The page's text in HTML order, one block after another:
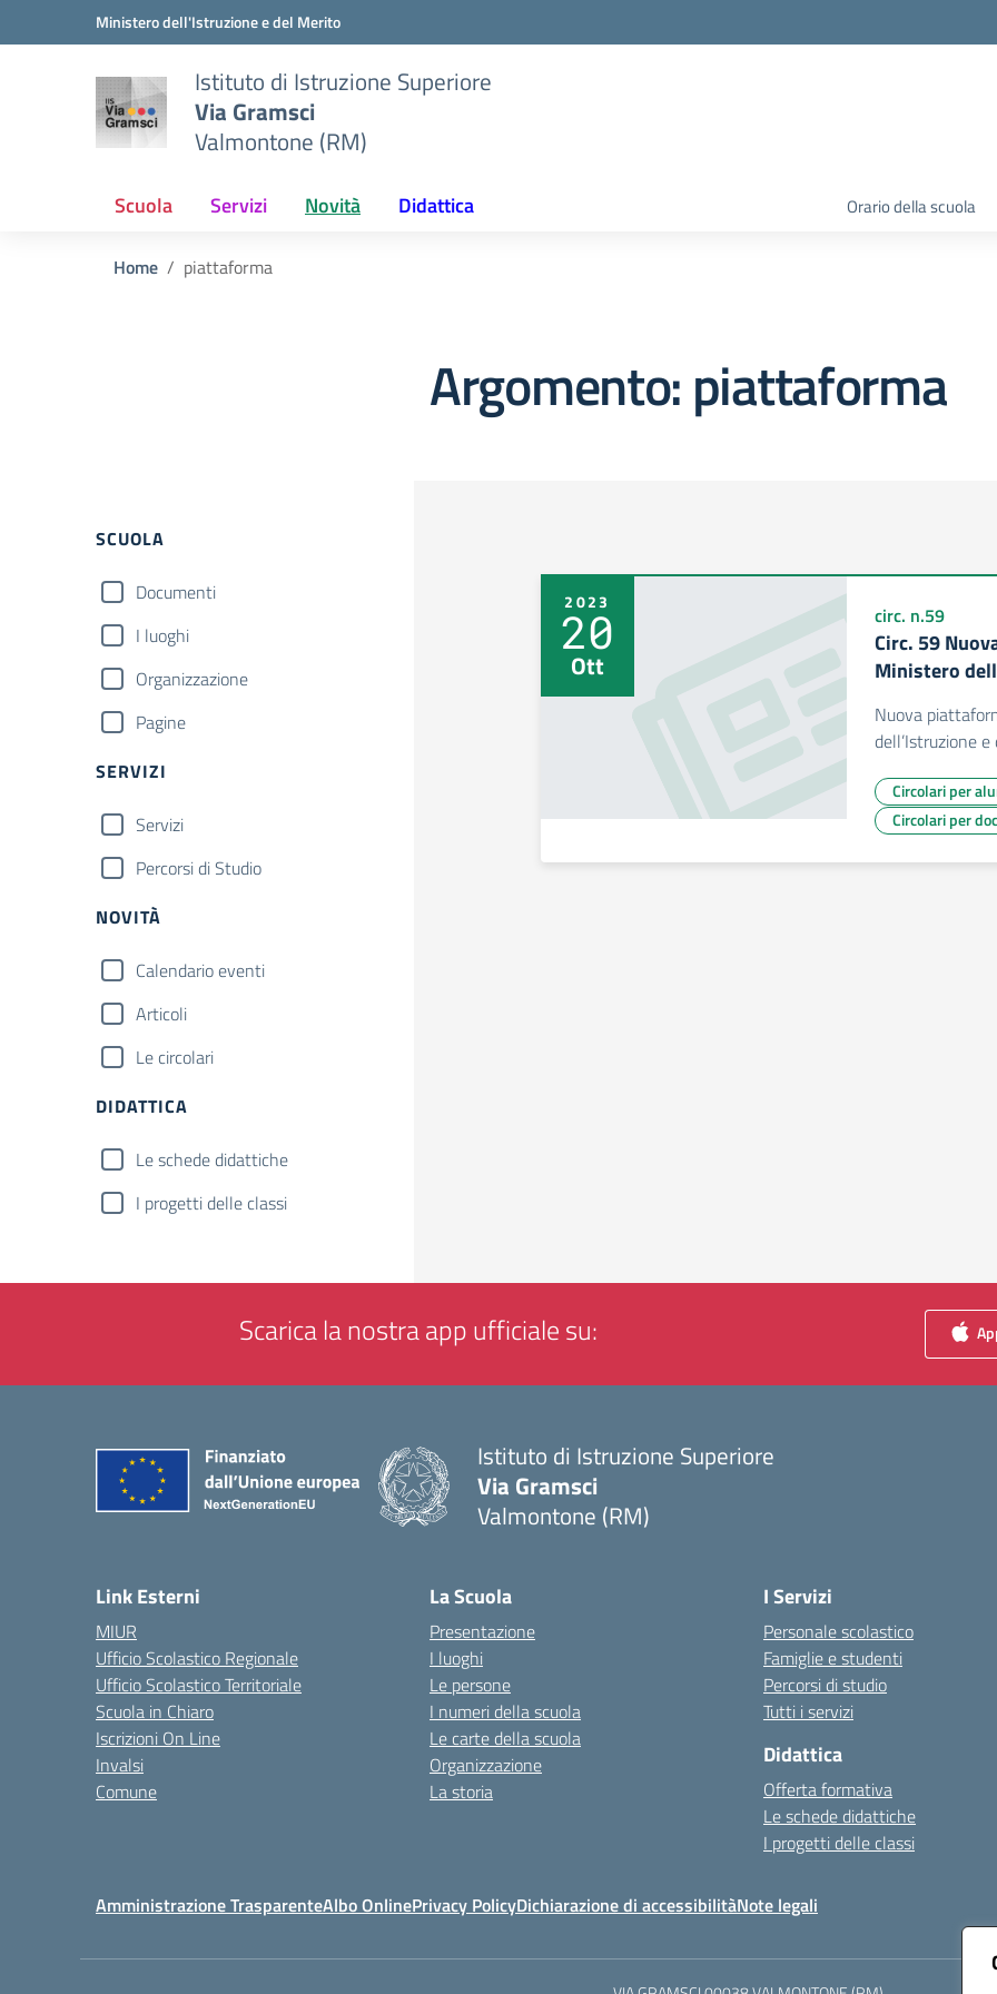
Vai ai contenuti
Vai al menu di navigazioneMinistero dell'Istruzione e del Merito
Istituto di Istruzione Superiore
Via Gramsci
Valmontone (RM)
Scuola Servizi Novità Didattica Orario della scuola
Home piattaforma
Argomento: piattaforma
Filtri
SCUOLA
Documenti
I luoghi
Organizzazione
Pagine
SERVIZI
Servizi
Percorsi di Studio
NOVITÀ
Calendario eventi
Articoli
Le circolari
DIDATTICA
Le schede didattiche
I progetti delle classi
2023
20
Ott
circ. n.59
Circ. 59
Ministero
Nuova
dell’Istruzione
Circolari per
Circolari per
Scarica la nostra app ufficiale su:
Istituto di Istruzione Superiore
Via Gramsci
Valmontone (RM)
Link Esterni
MIUR
Ufficio Scolastico Regionale
Ufficio Scolastico Territoriale
Scuola in Chiaro
Iscrizioni On Line
Invalsi
Comune
La Scuola
Presentazione
I luoghi
Le persone
I numeri della scuola
Le carte della scuola
Organizzazione
La storia
I Servizi
Personale scolastico
Famiglie e studenti
Percorsi di studio
Tutti i servizi
Didattica
Offerta formativa
Le schede didattiche
I progetti delle classi
Amministrazione TrasparenteAlbo OnlinePrivacy PolicyDichiarazione di accessibilitàNote legali